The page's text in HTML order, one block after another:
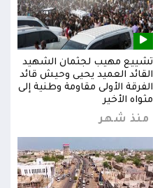
تشييع مهيب لجثمان الشهيد
القائد العميد يحيى وحيش قائد
الفرقة الأولى مقاومة وطنية إلى
مثواه الأخير
منذ شهر